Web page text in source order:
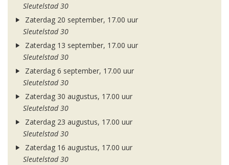
Sleutelstad 30
Zaterdag 20 september, 17.00 uur
Sleutelstad 30
Zaterdag 13 september, 17.00 uur
Sleutelstad 30
Zaterdag 6 september, 17.00 uur
Sleutelstad 30
Zaterdag 30 augustus, 17.00 uur
Sleutelstad 30
Zaterdag 23 augustus, 17.00 uur
Sleutelstad 30
Zaterdag 16 augustus, 17.00 uur
Sleutelstad 30